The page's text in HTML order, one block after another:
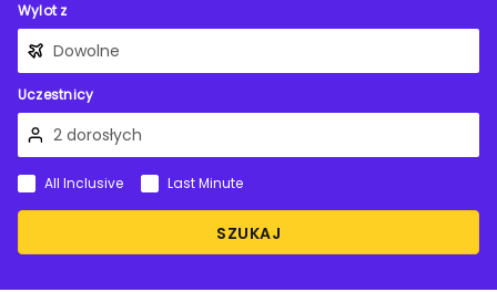
Wylot z
Uczestnicy
SZUKAJ
All Inclusive Last Minute